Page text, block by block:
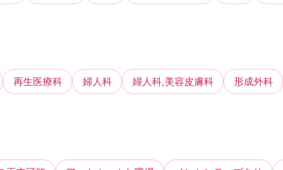
再生医療科 婦人科 婦人科,美容皮膚科 形成外科